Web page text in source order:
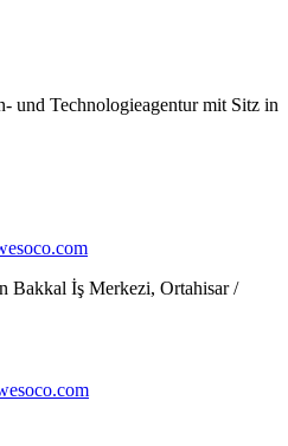
und Technologieagentur mit Sitz in
Bakkal İş Merkezi, Ortahisar /